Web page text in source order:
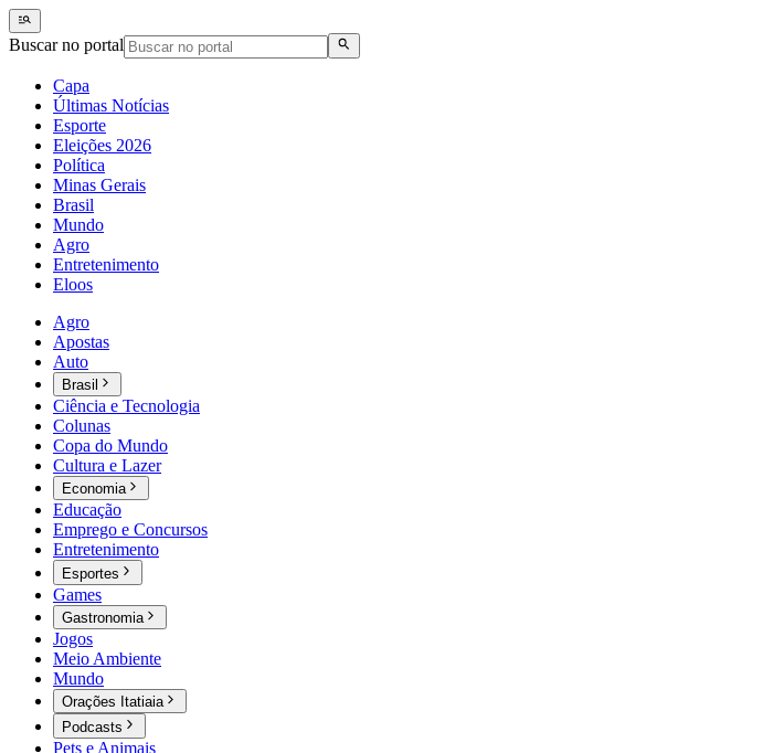
Buscar no portal
Capa
Últimas Notícias
Esporte
Eleições 2026
Política
Minas Gerais
Brasil
Mundo
Agro
Entretenimento
Eloos
Agro
Apostas
Auto
Brasil
Ciência e Tecnologia
Colunas
Copa do Mundo
Cultura e Lazer
Economia
Educação
Emprego e Concursos
Entretenimento
Esportes
Games
Gastronomia
Jogos
Meio Ambiente
Mundo
Orações Itatiaia
Podcasts
Pets e Animais